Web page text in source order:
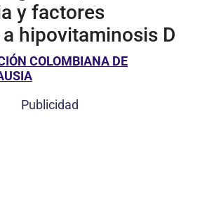
y factores
hipovitaminosis D
COLOMBIANA DE
Publicidad